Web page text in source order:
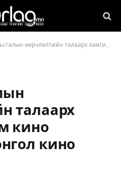
өөрчлөлтийн талаарх хамгийн том кино наадамд монгол кино шалгарчээ
талаарх
кино
кино